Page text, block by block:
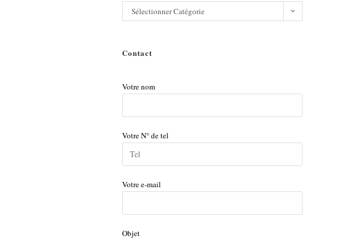
Sélectionner Catégorie
Contact
Votre nom
Votre N° de tel
Votre e-mail
Objet